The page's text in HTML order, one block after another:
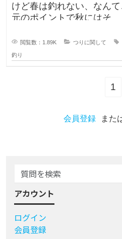
けど春は釣れない、なんて
元のポイントで秋にはそ
閲覧数：1.89K つりに関して
釣り
1
会員登録 また
アカウント
ログイン
会員登録